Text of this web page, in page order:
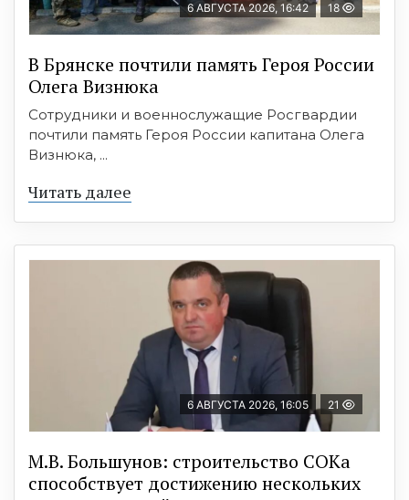
6 АВГУСТА 2026, 16:42 18
В Брянске почтили память Героя России
Олега Визнюка
Сотрудники и военнослужащие Росгвардии
почтили память Героя России капитана Олега
Визнюка, ...
Читать далее
6 АВГУСТА 2026, 16:05 21
М.В. Большунов: строительство СОКа
способствует достижению нескольких